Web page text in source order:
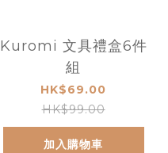
Kuromi 文具禮盒6件
組
HK$69.00
HK$99.00
加入購物車